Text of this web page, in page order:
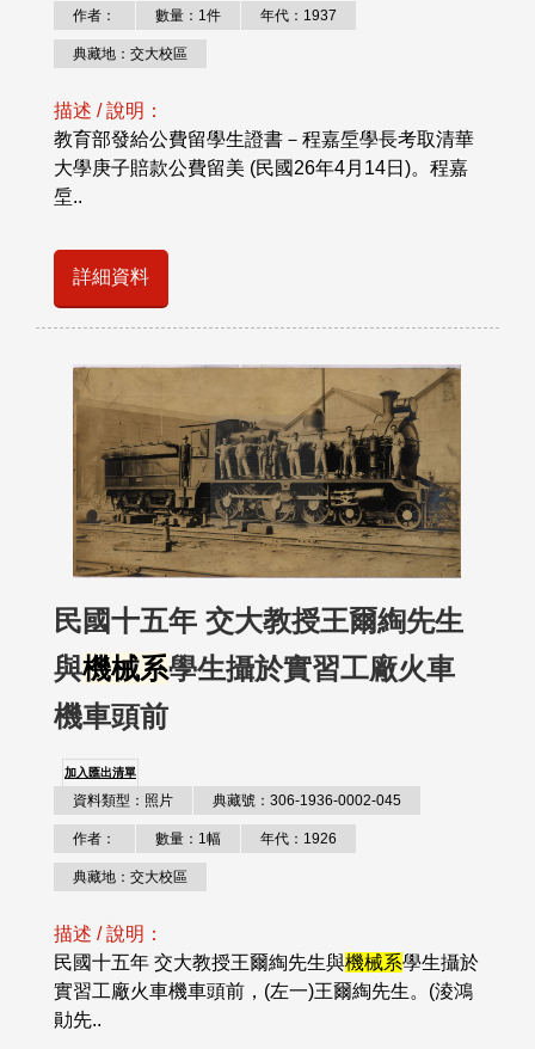
作者： 數量：1件 年代：1937
典藏地：交大校區
描述 / 說明：
教育部發給公費留學生證書－程嘉垕學長考取清華
大學庚子賠款公費留美 (民國26年4月14日)。程嘉
垕..
詳細資料
民國十五年 交大教授王爾綯先生
與機械系學生攝於實習工廠火車
機車頭前
加入匯出清單
資料類型：照片 典藏號：306-1936-0002-045
作者： 數量：1幅 年代：1926
典藏地：交大校區
描述 / 說明：
民國十五年 交大教授王爾綯先生與機械系學生攝於
實習工廠火車機車頭前，(左一)王爾綯先生。(淩鴻
勛先..